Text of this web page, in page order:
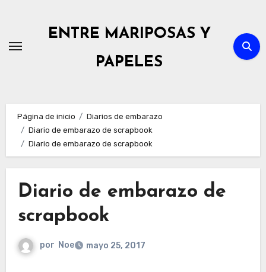
contenido
ENTRE MARIPOSAS Y
PAPELES
Página de inicio
Diarios de embarazo
Diario de embarazo de scrapbook
Diario de embarazo de scrapbook
Diario de embarazo de
scrapbook
por Noe mayo 25, 2017